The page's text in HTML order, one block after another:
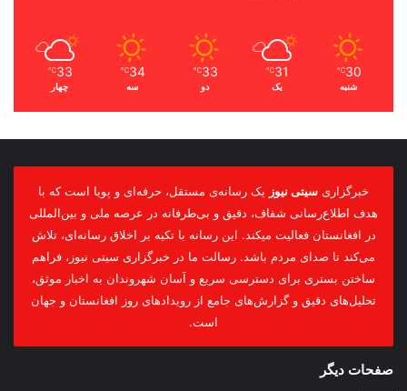
30
℃
شنبه
31
℃
یک
33
℃
دو
34
℃
سه
33
℃
چهار
خبرگزاری سیتی نیوز یک رسانه‌ی مستقل، حرفه‌ای و پویا است که با
هدف اطلاع‌رسانی شفاف، دقیق و بی‌طرفانه در عرصه ملی و بین‌المللی
در افغانستان فعالیت میکند. این رسانه با تکیه بر اخلاق رسانه‌ای، تلاش
می‌کند تا صدای مردم باشد. رسالت ما در خبرگزاری سیتی نیوز، فراهم
ساختن بستری برای دسترسی سریع و آسان شهروندان به اخبار موثق،
تحلیل‌های دقیق و گزارش‌های جامع از رویدادهای روز افغانستان و جهان
است.
صفحات دیگر